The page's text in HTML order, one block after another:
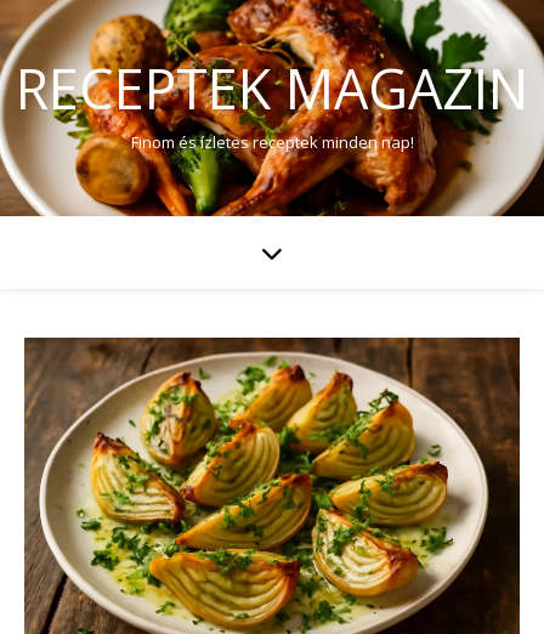
RECEPTEK MAGAZIN
Finom és ízletes receptek minden nap!